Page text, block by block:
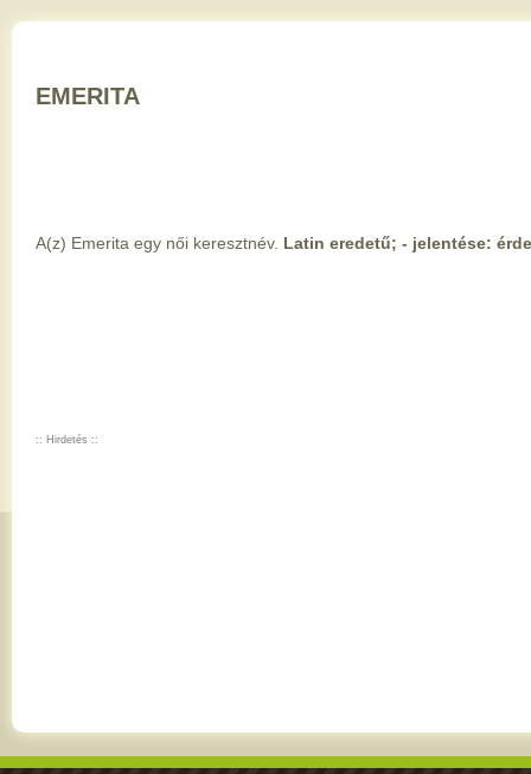
EMERITA
A(z) Emerita egy női keresztnév. Latin eredetű; - jelentése:
:: Hirdetés ::